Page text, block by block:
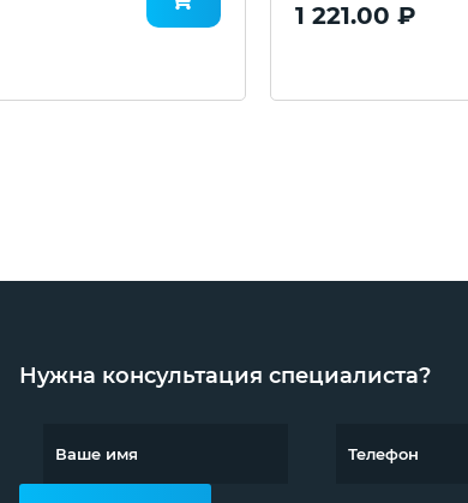
1 221.00 ₽
Нужна консультация специалиста?